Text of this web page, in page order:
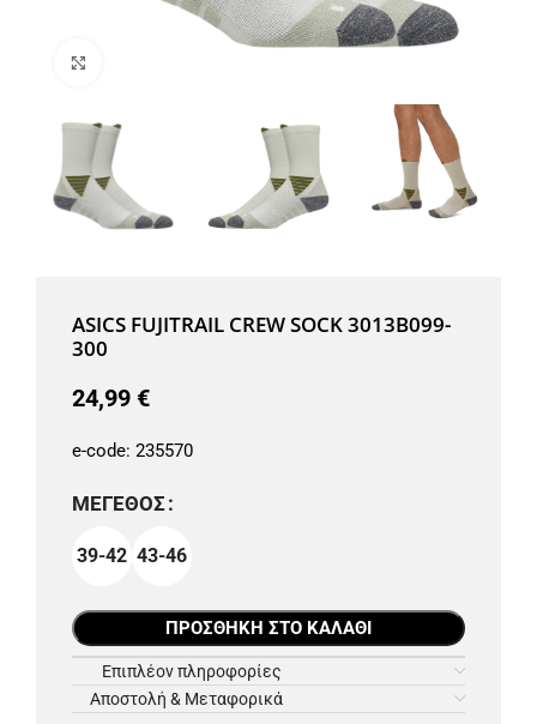
ASICS FUJITRAIL CREW SOCK 3013B099-
300
24,99 €
e-code: 235570
ΜΈΓΕΘΟΣ
39-42 43-46
ΠΡΟΣΘΉΚΗ ΣΤΟ ΚΑΛΆΘΙ
Επιπλέον πληροφορίες
Αποστολή & Μεταφορικά